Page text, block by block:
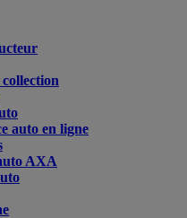
auto en ligne
AXA